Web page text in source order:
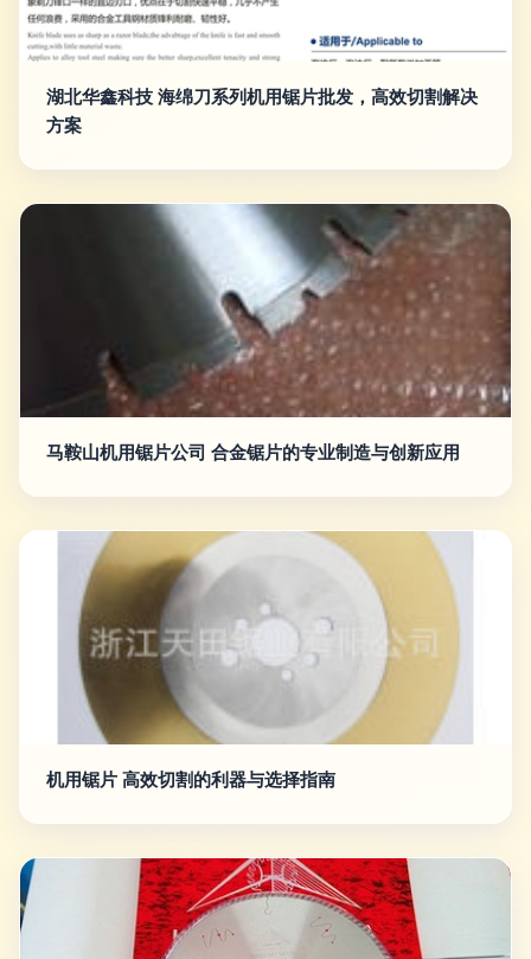
湖北华鑫科技 海绵刀系列机用锯片批发，高效切割解决
方案
马鞍山机用锯片公司 合金锯片的专业制造与创新应用
机用锯片 高效切割的利器与选择指南